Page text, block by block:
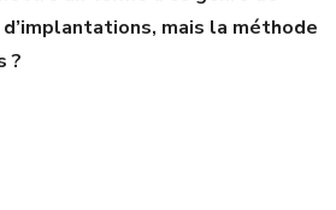
mais la méthode
?